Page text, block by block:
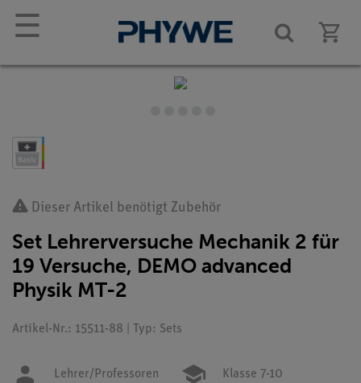
☰
Dieser Artikel benötigt Zubehör
Set Lehrerversuche Mechanik 2 für
19 Versuche, DEMO advanced
Physik MT-2
Artikel-Nr.: 15511-88 | Typ: Sets
Lehrer/Professoren Klasse 7-10